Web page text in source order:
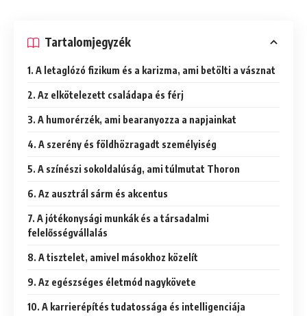
Tartalomjegyzék
1. A letaglózó fizikum és a karizma, ami betölti a vásznat
2. Az elkötelezett családapa és férj
3. A humorérzék, ami bearanyozza a napjainkat
4. A szerény és földhözragadt személyiség
5. A színészi sokoldalúság, ami túlmutat Thoron
6. Az ausztrál sárm és akcentus
7. A jótékonysági munkák és a társadalmi
felelősségvállalás
8. A tisztelet, amivel másokhoz közelít
9. Az egészséges életmód nagykövete
10. A karrierépítés tudatossága és intelligenciája